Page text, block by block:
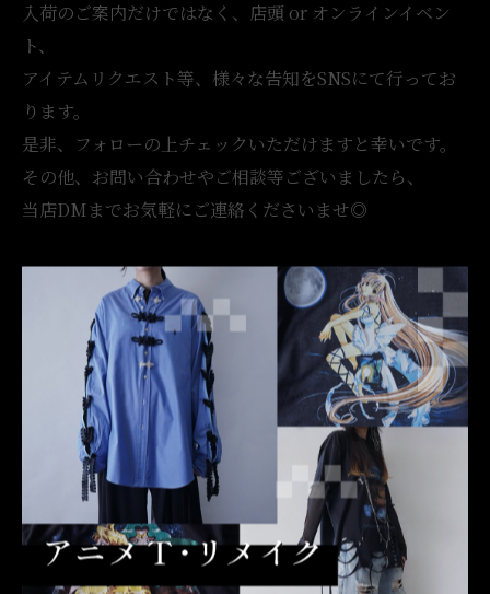
入荷のご案内だけではなく、店頭 or オンラインイベン
ト、
アイテムリクエスト等、様々な告知をSNSにて行ってお
ります。
是非、フォローの上チェックいただけますと幸いです。
その他、お問い合わせやご相談等ございましたら、
当店DMまでお気軽にご連絡くださいませ◎
【古着屋 月量（ツキガサ）】
OTAKU / REMAKE
【営業時間】14:00-20:00 不定休 / 短縮営業有
【Online Store Update】 Everyday 20:00
[Worldwide】 Coming Soon …
※画像の無断転載等は、固くお断りいたします